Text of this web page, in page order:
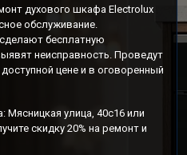
духового шкафа Electrolux
обслуживание.
бесплатную
неисправность. Проведут
цене и в оговоренный
Мясницкая улица, 40с16 или
скидку 20% на ремонт и